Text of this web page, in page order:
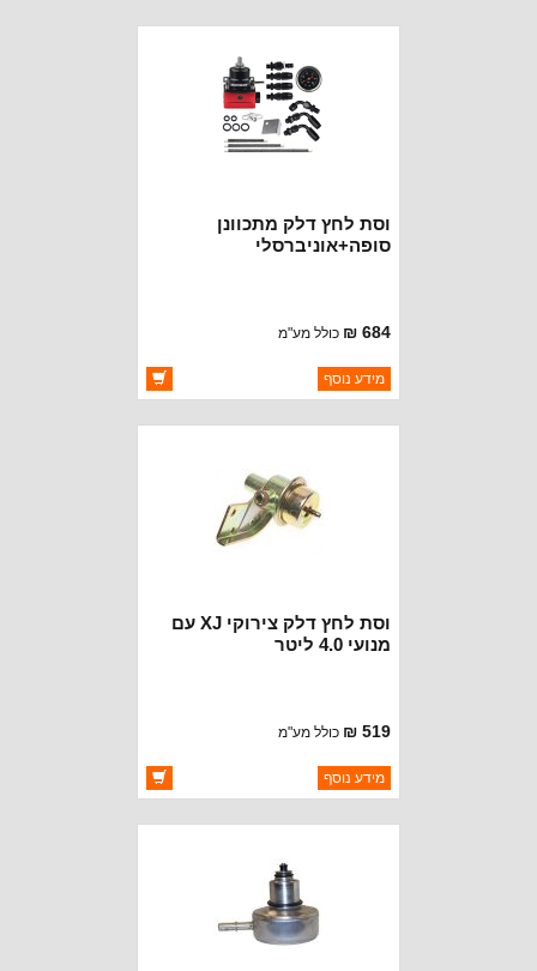
וסת לחץ דלק מתכוונן
סופה+אוניברסלי
684 ₪ כולל מע"מ
ברקוד: BJ7790
יצרן:OAKMAN OFFROAD
מידע נוסף
וסת לחץ דלק צירוקי XJ עם
מנועי 4.0 ליטר
519 ₪ כולל מע"מ
ברקוד: 83503635
יצרן:CROWN AUTOMOTIVE
מידע נוסף